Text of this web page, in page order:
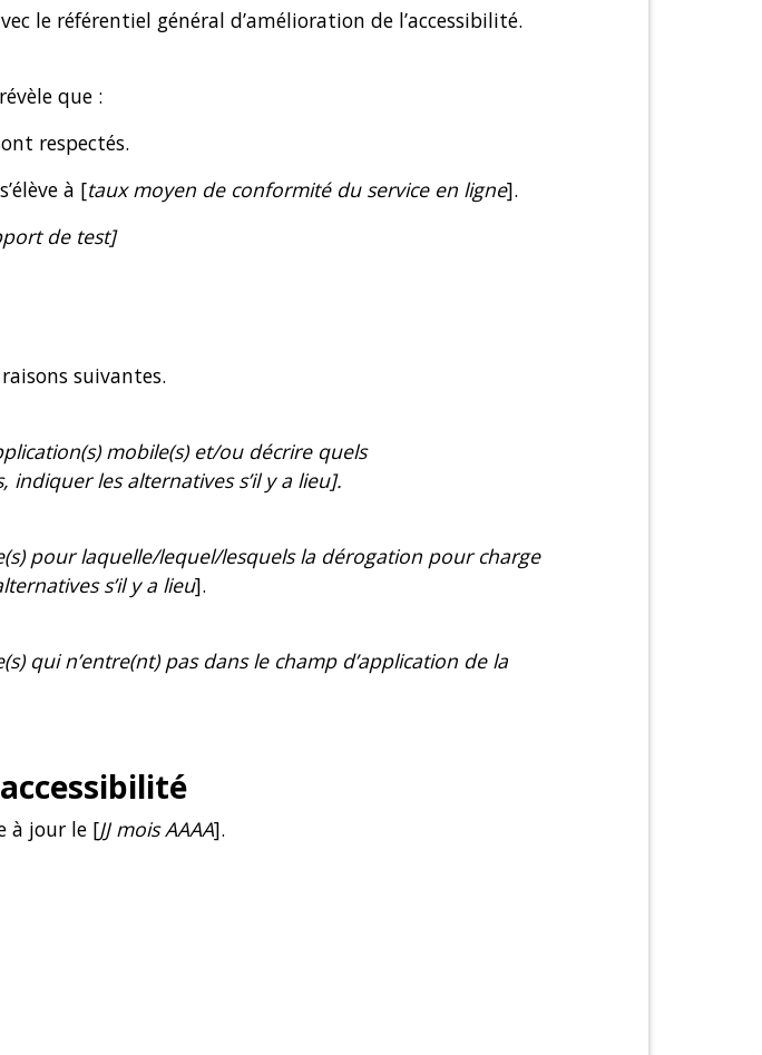
le référentiel général d’amélioration de l’accessibilité.
que :
respectés.
à [taux moyen de conformité du service en ligne].
de test]
suivantes.
mobile(s) et/ou décrire quels
les alternatives s’il y a lieu].
pour laquelle/lequel/lesquels la dérogation pour charge
s’il y a lieu].
qui n’entre(nt) pas dans le champ d’application de la
à jour le [JJ mois AAAA].